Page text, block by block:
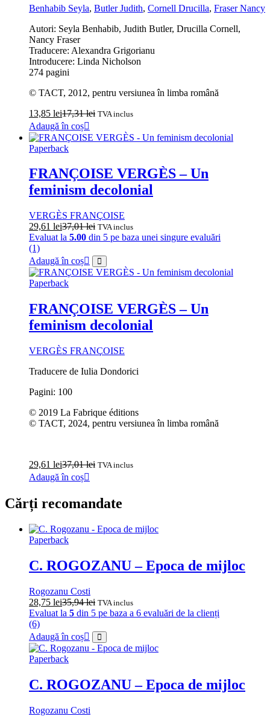
Benhabib Seyla, Butler Judith, Cornell Drucilla, Fraser Nancy
Autori: Seyla Benhabib, Judith Butler, Drucilla Cornell,
Nancy Fraser
Traducere: Alexandra Grigorianu
Introducere: Linda Nicholson
274 pagini
© TACT, 2012, pentru versiunea în limba română
13,85 lei17,31lei TVA inclus
Adaugă în coș
Paperback
FRANÇOISE VERGÈS – Un
feminism decolonial
VERGÈS FRANÇOISE
29,61 lei37,01lei TVA inclus
Evaluat la 5.00 din 5 pe baza unei singure evaluări
(1)
Adaugă în coș
Paperback
FRANÇOISE VERGÈS – Un
feminism decolonial
VERGÈS FRANÇOISE
Traducere de Iulia Dondorici
Pagini: 100
© 2019 La Fabrique éditions
© TACT, 2024, pentru versiunea în limba română
29,61 lei37,01lei TVA inclus
Adaugă în coș
Cărți recomandate
Paperback
C. ROGOZANU – Epoca de mijloc
Rogozanu Costi
28,75 lei35,94lei TVA inclus
Evaluat la 5 din 5 pe baza a 6 evaluări de la clienți
(6)
Adaugă în coș
Paperback
C. ROGOZANU – Epoca de mijloc
Rogozanu Costi